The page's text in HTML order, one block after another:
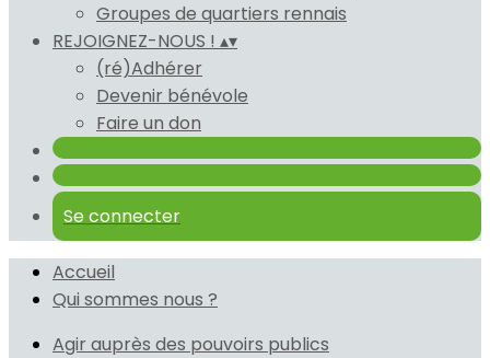
Groupes de quartiers rennais
REJOIGNEZ-NOUS ! ▴▾
(ré)Adhérer
Devenir bénévole
Faire un don
Se connecter
Accueil
Qui sommes nous ?
Agir auprès des pouvoirs publics